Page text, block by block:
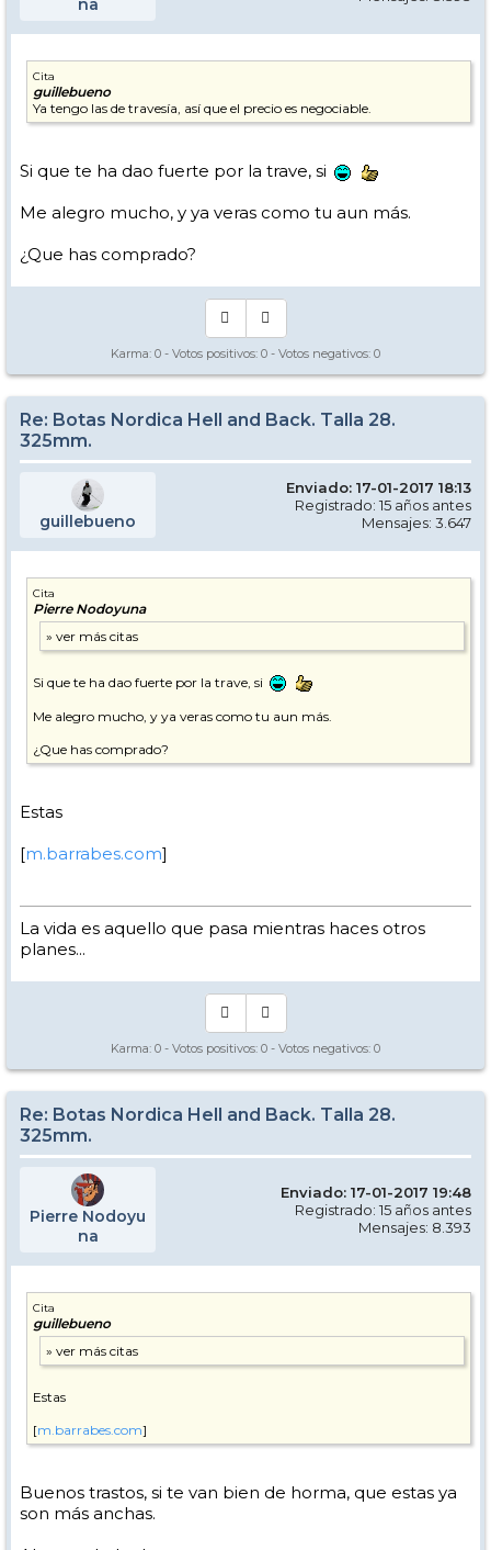
na
Cita
guillebueno
Ya tengo las de travesía, así que el precio es negociable.
Si que te ha dao fuerte por la trave, si
Me alegro mucho, y ya veras como tu aun más.
¿Que has comprado?
Karma: 0 - Votos positivos: 0 - Votos negativos: 0
Re: Botas Nordica Hell and Back. Talla 28.
325mm.
guillebueno
Enviado: 17-01-2017 18:13
Registrado: 15 años antes
Mensajes: 3.647
Cita
Pierre Nodoyuna
Si que te ha dao fuerte por la trave, si
Me alegro mucho, y ya veras como tu aun más.
¿Que has comprado?
Estas
[m.barrabes.com]
La vida es aquello que pasa mientras haces otros
planes...
Karma: 0 - Votos positivos: 0 - Votos negativos: 0
Re: Botas Nordica Hell and Back. Talla 28.
325mm.
Pierre Nodoyu
na
Enviado: 17-01-2017 19:48
Registrado: 15 años antes
Mensajes: 8.393
Cita
guillebueno
Estas
[m.barrabes.com]
Buenos trastos, si te van bien de horma, que estas ya
son más anchas.